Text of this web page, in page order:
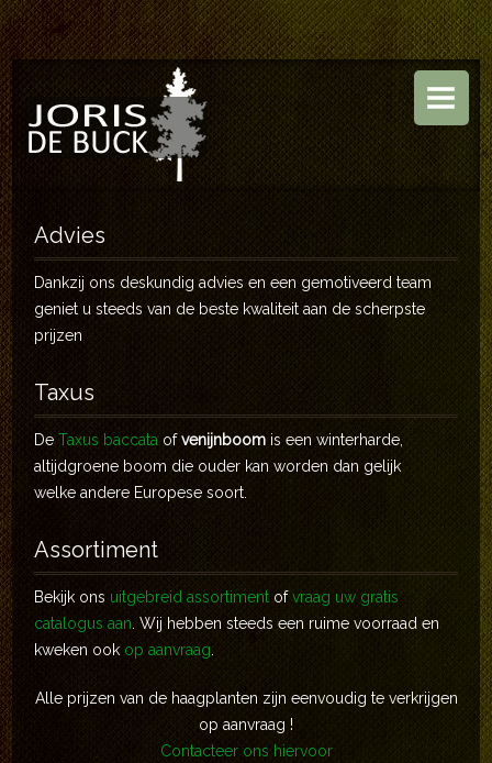
HOME
BOOMKWEKERIJ
TUINEN
ASSORTIMENT
CONTACT
Advies
Dankzij ons deskundig advies en een gemotiveerd team
geniet u steeds van de beste kwaliteit aan de scherpste
prijzen
Taxus
DeTaxus baccata ofvenijnboom is een winterharde,
altijdgroene boom die ouder kan worden dan gelijk
welke andere Europese soort.
Assortiment
Bekijk ons uitgebreid assortiment ofvraag uw gratis
catalogus aan . Wij hebben steeds een ruime voorraad en
kweken ook op aanvraag
Alle prijzen van de haagplanten zijn eenvoudig te verkrijgen
op aanvraag !
Contacteer ons hiervoor